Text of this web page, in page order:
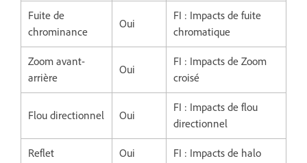
Fuite de
chrominance
Oui
FI : Impacts de fuite
chromatique
Zoom avant-
arrière
Oui
FI : Impacts de Zoom
croisé
Flou directionnel Oui
FI : Impacts de flou
directionnel
Reflet Oui FI : Impacts de halo